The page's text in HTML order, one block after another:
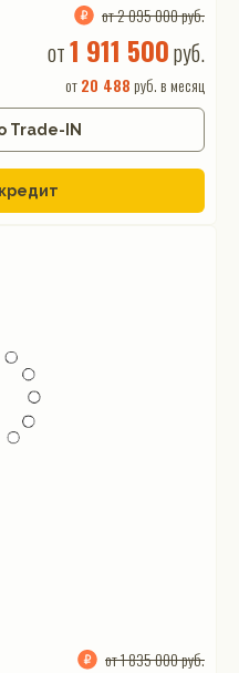
от 2 095 000 руб.
от1 911 500руб.
от20 488 руб. в месяц
Trade-IN
от 1 835 000 руб.